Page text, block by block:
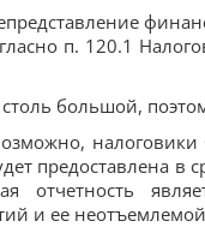
п. 120.1
большой,
предоставлена в
отчетность
и ее